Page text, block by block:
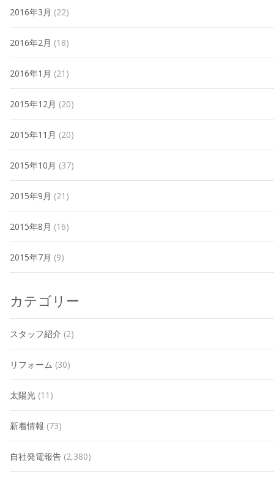
2016年3月 (22)
2016年2月 (18)
2016年1月 (21)
2015年12月 (20)
2015年11月 (20)
2015年10月 (37)
2015年9月 (21)
2015年8月 (16)
2015年7月 (9)
カテゴリー
スタッフ紹介 (2)
リフォーム (30)
太陽光 (11)
新着情報 (73)
自社発電報告 (2,380)